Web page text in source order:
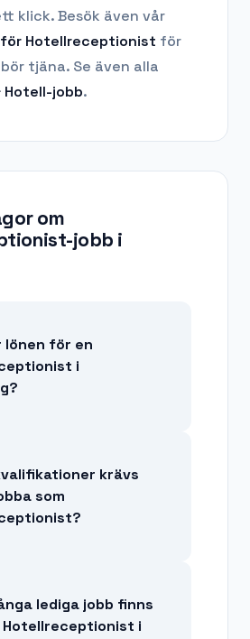
klick. Besök även vår
Hotellreceptionist för
tjäna. Se även alla
Hotell-jobb.
om
jobb i
lönen för en
i
krävs
som
lediga jobb finns
Hotellreceptionist i